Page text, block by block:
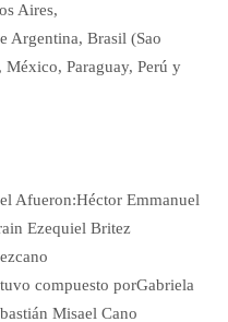
Aires,
Argentina, Brasil (Sao
Paraguay, Perú y
Afueron:Héctor Emmanuel
Ezequiel Britez
compuesto porGabriela
Misael Cano